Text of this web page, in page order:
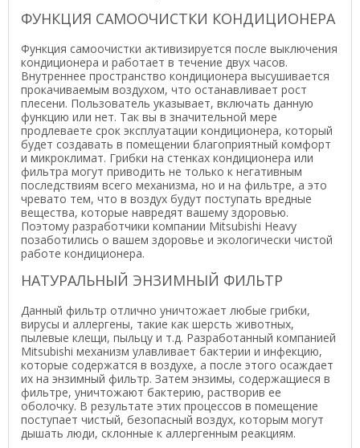
ФУНКЦИЯ САМООЧИСТКИ КОНДИЦИОНЕРА
Функция самоочистки активизируется после выключения
кондиционера и работает в течение двух часов.
Внутреннее пространство кондиционера высушивается
прокачиваемым воздухом, что останавливает рост
плесени. Пользователь указывает, включать данную
функцию или нет. Так вы в значительной мере
продлеваете срок эксплуатации кондиционера, который
будет создавать в помещении благоприятный комфорт
и микроклимат. Грибки на стенках кондиционера или
фильтра могут приводить не только к негативным
последствиям всего механизма, но и на фильтре, а это
чревато тем, что в воздух будут поступать вредные
вещества, которые навредят вашему здоровью.
Поэтому разработчики компании Mitsubishi Heavy
позаботились о вашем здоровье и экологически чистой
работе кондиционера.
НАТУРАЛЬНЫЙ ЭНЗИМНЫЙ ФИЛЬТР
Данный фильтр отлично уничтожает любые грибки,
вирусы и аллергены, такие как шерсть животных,
пылевые клещи, пыльцу и т.д. Разработанный компанией
Mitsubishi механизм улавливает бактерии и инфекцию,
которые содержатся в воздухе, а после этого осаждает
их на энзимный фильтр. Затем энзимы, содержащиеся в
фильтре, уничтожают бактерию, растворив ее
оболочку. В результате этих процессов в помещение
поступает чистый, безопасный воздух, которым могут
дышать люди, склонные к аллергенным реакциям.